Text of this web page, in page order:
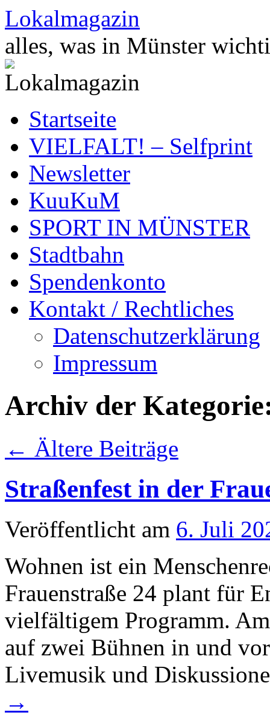
Zum
Inhalt
springen
Lokalmagazin
alles, was in Münster
Startseite
VIELFALT! – Selfprint
Newsletter
KuuKuM
SPORT IN MÜNSTER
Stadtbahn
Spendenkonto
Kontakt / Rechtliches
Datenschutzerklärung
Impressum
Archiv der
← Ältere Beiträge
Straßenfest in der
Veröffentlicht am 6. Juli
Wohnen ist ein
Frauenstraße 24 plant für
vielfältigem Programm.
auf zwei Bühnen in und
Livemusik und
→